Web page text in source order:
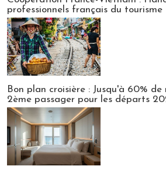
professionnels français du tourisme
Bon plan croisière : Jusqu'à 60%
2ème passager pour les départs